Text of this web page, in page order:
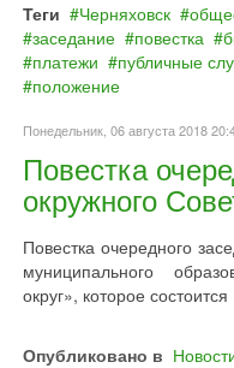
Теги
Черняховск
заседание
повестка
платежи
публичные
положение
Понедельник, 06 августа 2018
Повестка
окружного
Повестка очередного
муниципального
округ», которое
Опубликовано в